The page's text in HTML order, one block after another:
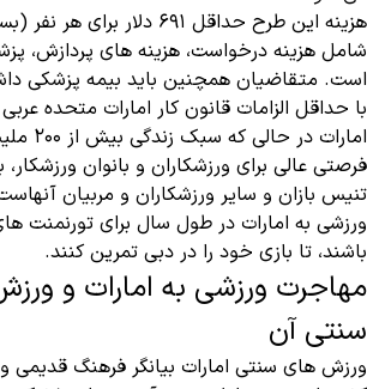
هزینه این طرح حداقل 691 دلار
شامل هزینه درخواست، هزینه های پردازش،
است. متقاضیان همچنین باید بیمه پزشکی
با حداقل الزامات قانون کار امارات متحده
امارات
فرصتی عالی برای ورزشکاران و بانوان ورزشکار،
تنیس بازان و سایر ورزشکاران و مربیان
ورزشی به امارات در طول سال برای تورنمنت
باشند، تا بازی خود را در دبی تمرین کنند.
مهاجرت ورزشی به امارات و
سنتی آن
ورزش های سنتی امارات بیانگر فرهنگ